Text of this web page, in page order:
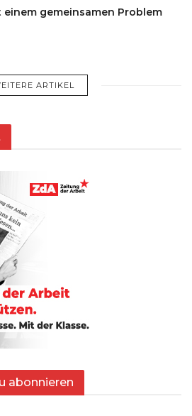
einem gemeinsamen Problem
ARTIKEL
abonnieren